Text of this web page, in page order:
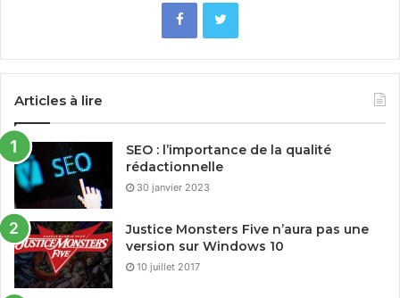
Articles à lire
SEO : l’importance de la qualité
rédactionnelle
30 janvier 2023
Justice Monsters Five n’aura pas une
version sur Windows 10
10 juillet 2017